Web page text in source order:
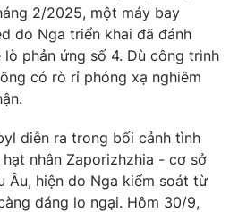
2/2025, một máy bay
do Nga triển khai đã đánh
phản ứng số 4. Dù công trình
có rò rỉ phóng xạ nghiêm
diễn ra trong bối cảnh tình
nhân Zaporizhzhia - cơ sở
Âu, hiện do Nga kiểm soát từ
đáng lo ngại. Hôm 30/9,